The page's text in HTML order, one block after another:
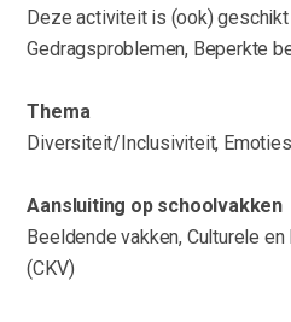
Deze activiteit is (ook) geschikt
Gedragsproblemen, Beperkte
Thema
Diversiteit/Inclusiviteit,
Aansluiting op schoolvakken
Beeldende vakken, Culturele
(CKV)